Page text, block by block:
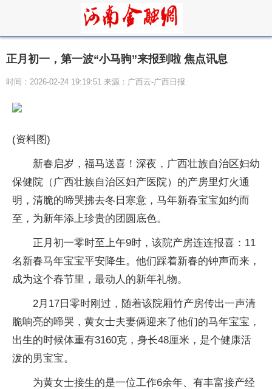
正月初一，第一波“小马驹”来报到啦 焦点讯息
时间：2026-02-24 19:19:51 来源：广西云-广西日报
(资料图)
新春启岁，福马送喜！深夜，广西壮族自治区妇幼
保健院（广西壮族自治区妇产医院）的产房里灯火通
明，清脆的啼哭拂去冬日寒意，马年新春宝宝如约而
至，为新年添上珍贵的团圆底色。
正月初一零时至上午9时，该院产房连连报喜：11
名新春马年宝宝平安降生。他们踩着新春的钟声而来，
成为这个春节里，最动人的新年礼物。
2月17日零时刚过，随着该院厢竹产房传出一声清
脆响亮的啼哭，黄女士夫妻俩迎来了他们的马年宝宝，
出生的时候体重有3160克，身长48厘米，是个健康活
泼的男宝宝。
为黄女士接生的是一位工作6余年、有丰富接产经